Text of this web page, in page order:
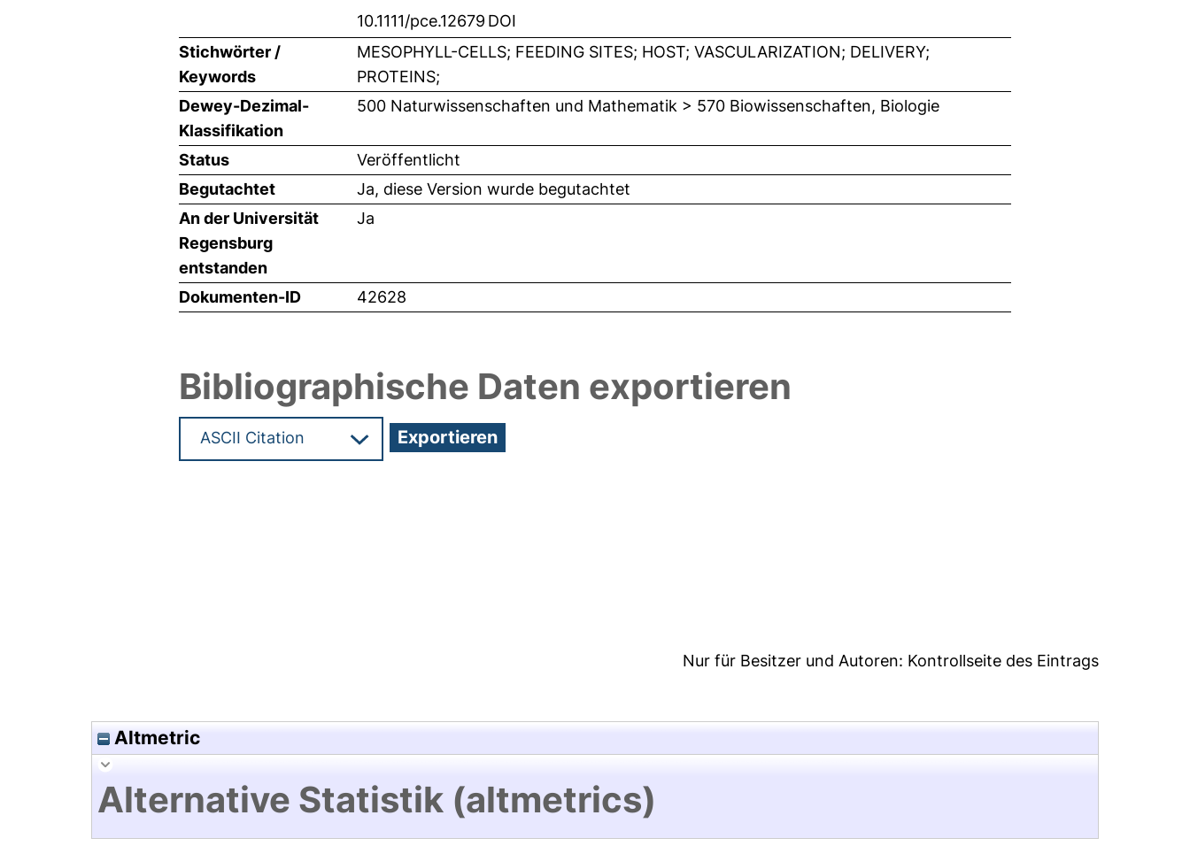
10.1111/pce.12679 DOI
Stichwörter /
Keywords
MESOPHYLL-CELLS; FEEDING SITES; HOST; VASCULARIZATION; DELIVERY;
PROTEINS;
Dewey-Dezimal-
Klassifikation
500 Naturwissenschaften und Mathematik > 570 Biowissenschaften, Biologie
Status
Veröffentlicht
Begutachtet
Ja, diese Version wurde begutachtet
An der Universität
Regensburg
entstanden
Ja
Dokumenten-ID 42628
Bibliographische Daten exportieren
Nur für Besitzer und Autoren: Kontrollseite des Eintrags
Altmetric
Alternative Statistik (altmetrics)